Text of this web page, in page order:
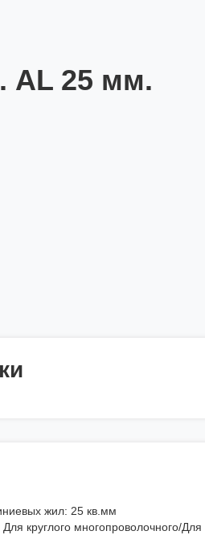
AL 25 мм.
жил: 25 кв.мм
круглого многопроволочного/Для